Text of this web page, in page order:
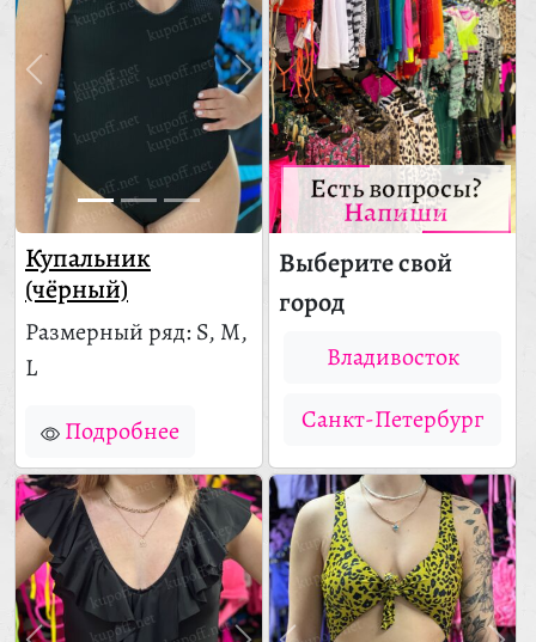
Есть вопросы?
Напиши
Выберите свой
город
Владивосток
Санкт-Петербург
Купальник
(чёрный)
Размерный ряд: S, M,
L
Подробнее